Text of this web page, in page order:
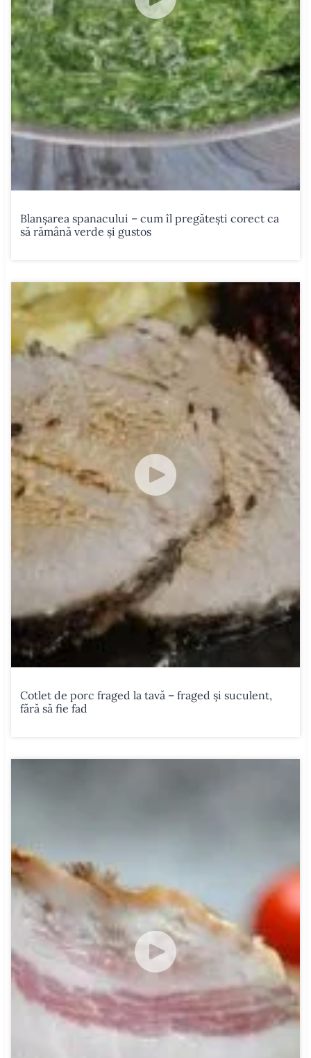
Blanșarea spanacului – cum îl pregătești corect ca
să rămână verde și gustos
Cotlet de porc fraged la tavă – fraged și suculent,
fără să fie fad